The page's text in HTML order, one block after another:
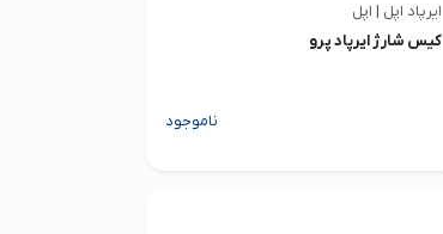
ایرپاد اپل | اپل
کیس شارژ ایرپاد پرو
ناموجود